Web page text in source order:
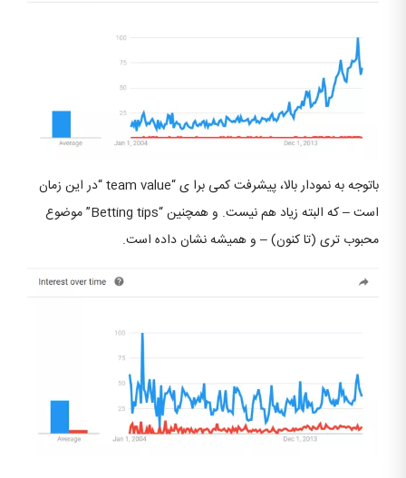
باتوجه به نمودار بالا، پیشرفت کمی برا ی “team value “در این زمان
است – که البته زیاد هم نیست. و همچنین “Betting tips” موضوع
محبوب تری (تا کنون) – و همیشه نشان داده است.